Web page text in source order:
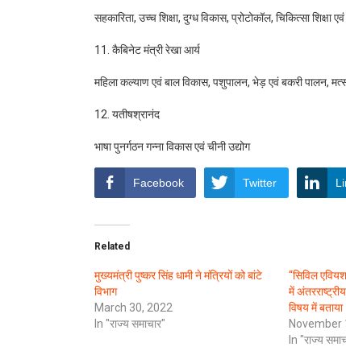
सहकारिता, उच्च शिक्षा, दुग्ध विकास, प्रोटोकॉल, चिकित्सा शिक्षा
11. कैबिनेट मंत्री रेखा आर्य
महिला कल्याण एवं बाल विकास, पशुपालन, भेड़ एवं बकरी पालन,
12. यतीषश्रानंद
भाषा पुनर्गठन गन्ना विकास एवं चीनी उद्योग
Facebook Twitter
Related
मुख्यमंत्री पुष्कर सिंह धामी ने मंत्रियों को बांटे
विभाग
March 30, 2022
In "राज्य समाचार"
“सिविल
में
विषय में बताया
November
In "राज्य